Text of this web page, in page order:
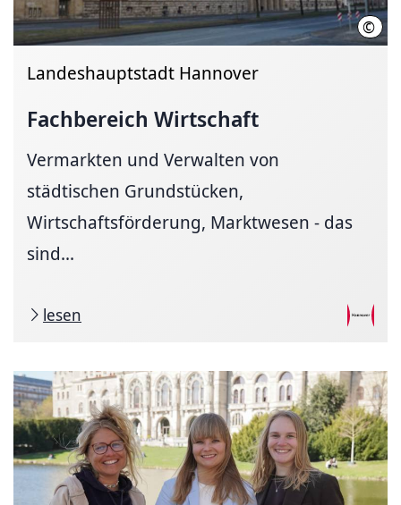
©
Landeshauptstadt Hannover
Fachbereich Wirtschaft
Vermarkten und Verwalten von
städtischen Grundstücken,
Wirtschaftsförderung, Marktwesen - das
sind...
lesen